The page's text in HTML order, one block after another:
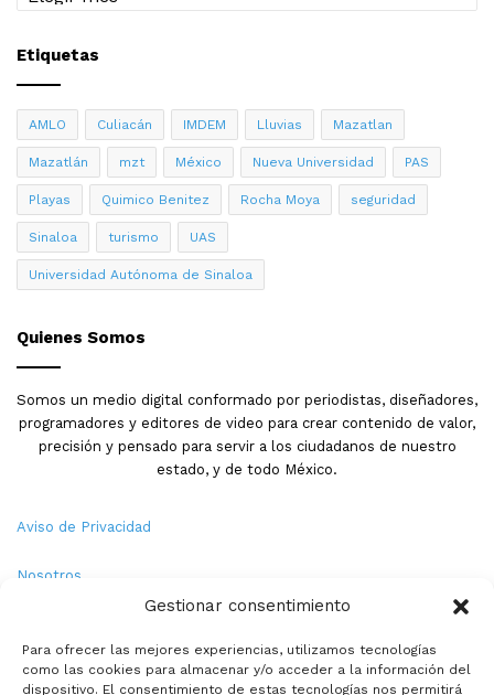
Gestionar consentimiento
Para ofrecer las mejores experiencias, utilizamos tecnologías
como las cookies para almacenar y/o acceder a la información del
dispositivo. El consentimiento de estas tecnologías nos permitirá
Etiquetas
AMLO Culiacán IMDEM Lluvias Mazatlan
Mazatlán mzt México Nueva Universidad PAS
Playas Quimico Benitez Rocha Moya seguridad
Sinaloa turismo UAS
Universidad Autónoma de Sinaloa
Quienes Somos
Somos un medio digital conformado por periodistas, diseñadores,
programadores y editores de video para crear contenido de valor,
precisión y pensado para servir a los ciudadanos de nuestro
estado, y de todo México.
Aviso de Privacidad
Nosotros
Política de Cookies